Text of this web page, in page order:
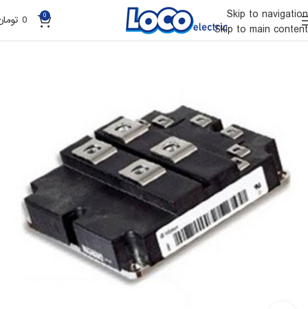
Skip to navigation
Skip to main content
0
0